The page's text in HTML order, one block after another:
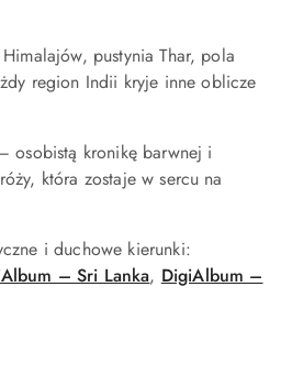
pustynia Thar, pola
region Indii kryje inne oblicze
osobistą kronikę barwnej i
która zostaje w sercu na
i duchowe kierunki:
– Sri Lanka, DigiAlbum –